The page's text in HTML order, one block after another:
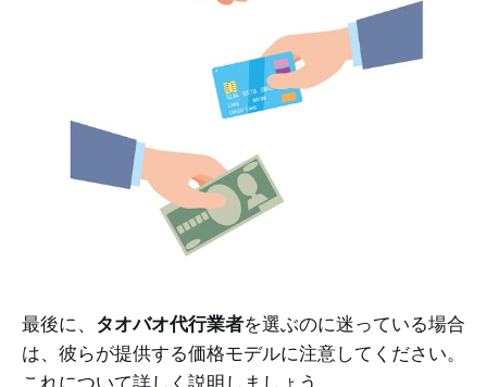
最後に、 タオバオ代行業者を選ぶのに迷っている場合
は、彼らが提供する価格モデルに注意してください。